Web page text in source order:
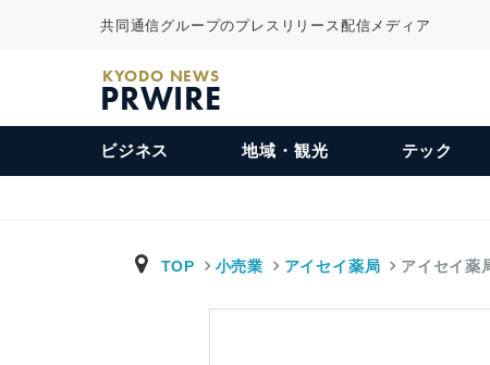
共同通信グループのプレスリリース配信メディア
KYODO NEWS
PRWIRE
ビジネス 地域・観光 テック
TOP 小売業 アイセイ薬局 アイセイ薬